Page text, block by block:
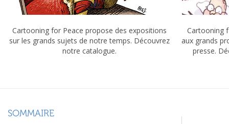
Cartooning for Peace propose des expositions
sur les grands sujets de notre temps. Découvrez
notre catalogue.
Cartooning
aux grands
presse.
SOMMAIRE